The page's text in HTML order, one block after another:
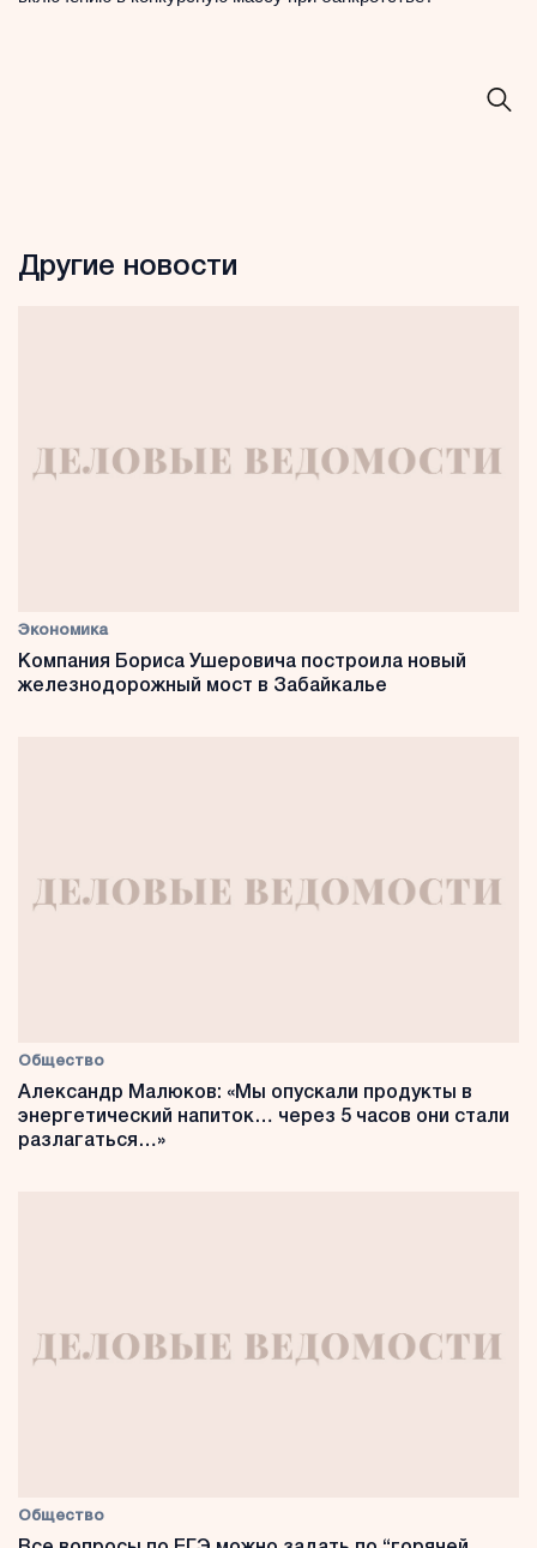
Другие новости
Экономика
Компания Бориса Ушеровича построила новый
железнодорожный мост в Забайкалье
Общество
Александр Малюков: «Мы опускали продукты в
энергетический напиток… через 5 часов они стали
разлагаться…»
Общество